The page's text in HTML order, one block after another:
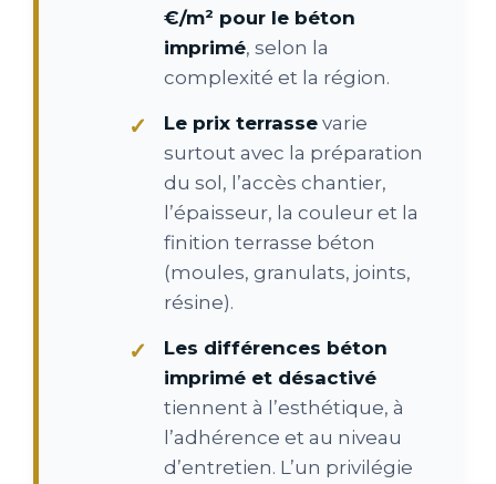
€/m² pour le béton
imprimé, selon la
complexité et la région.
Le prix terrasse varie
surtout avec la préparation
du sol, l’accès chantier,
l’épaisseur, la couleur et la
finition terrasse béton
(moules, granulats, joints,
résine).
Les différences béton
imprimé et désactivé
tiennent à l’esthétique, à
l’adhérence et au niveau
d’entretien. L’un privilégie